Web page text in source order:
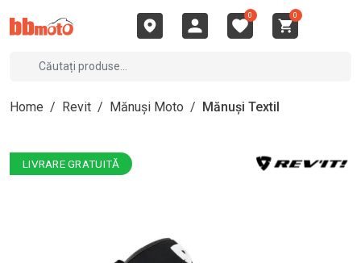
0 0
Home / Revit / Mănuși Moto / Mănuși Textil
LIVRARE GRATUITĂ